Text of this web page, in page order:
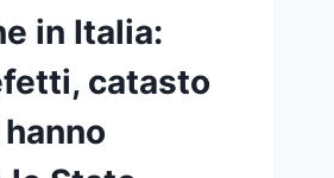
in Italia:
catasto